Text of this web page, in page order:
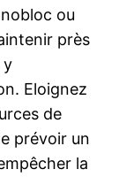
ou
près
y
Eloignez
de
prévoir un
la